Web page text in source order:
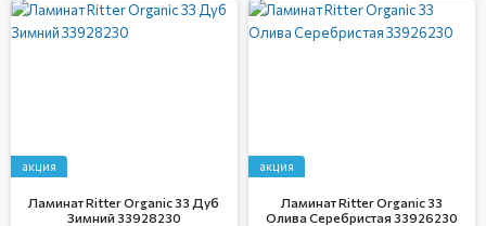
акция
Ламинат Ritter Organic 33 Дуб
Зимний 33928230
акция
Ламинат Ritter Organic 33
Олива Серебристая 33926230